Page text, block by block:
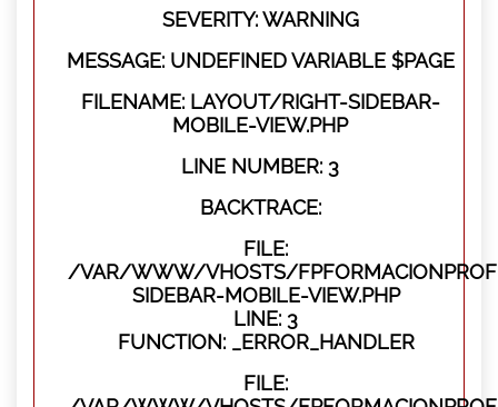
SEVERITY: WARNING
MESSAGE: UNDEFINED VARIABLE $PAGE
FILENAME: LAYOUT/RIGHT-SIDEBAR-
MOBILE-VIEW.PHP
LINE NUMBER: 3
BACKTRACE:
FILE:
/VAR/WWW/VHOSTS/
SIDEBAR-MOBILE-VIEW.PHP
LINE: 3
FUNCTION: _ERROR_HANDLER
FILE: